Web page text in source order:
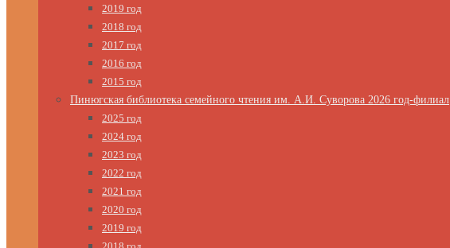
2019 год
2018 год
2017 год
2016 год
2015 год
Пинюгская библиотека семейного чтения им. А.И. Суворова 2026 год-филиал
2025 год
2024 год
2023 год
2022 год
2021 год
2020 год
2019 год